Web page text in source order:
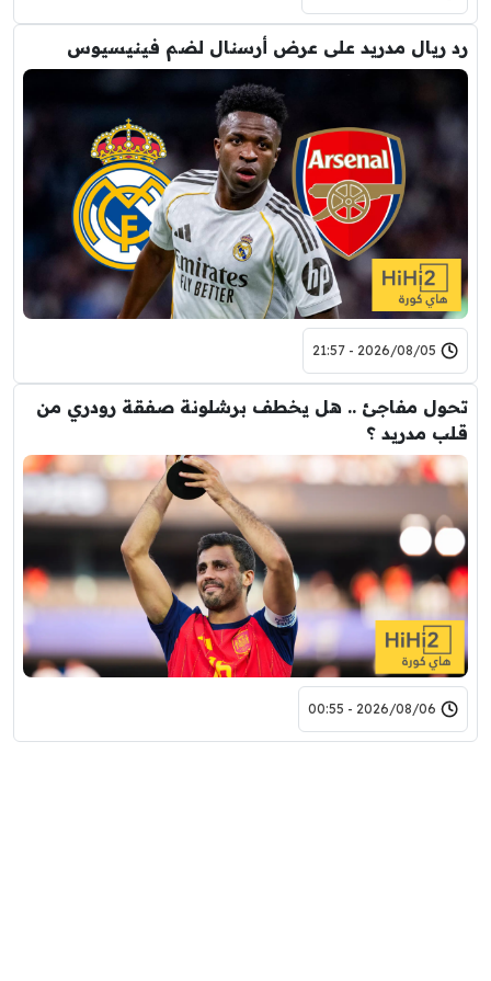
رد ريال مدريد على عرض أرسنال لضم فينيسيوس
2026/08/05 - 21:57
تحول مفاجئ .. هل يخطف برشلونة صفقة رودري من
قلب مدريد ؟
2026/08/06 - 00:55